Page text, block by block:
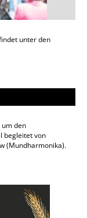
unter den
den
begleitet von
(Mundharmonika).